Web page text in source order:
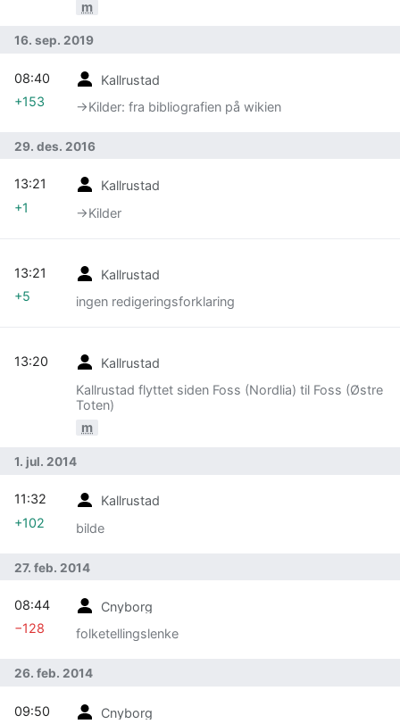
m
16. sep. 2019
Kallrustad
→‎Kilder: fra bibliografien på wikien
08:40
+153
29. des. 2016
Kallrustad
→‎Kilder
13:21
+1
Kallrustad
ingen redigeringsforklaring
13:21
+5
Kallrustad
Kallrustad flyttet siden Foss (Nordlia) til Foss (Østre
Toten)
m
13:20
1. jul. 2014
Kallrustad
bilde
11:32
+102
27. feb. 2014
Cnyborg
folketellingslenke
08:44
−128
26. feb. 2014
Cnyborg
09:50